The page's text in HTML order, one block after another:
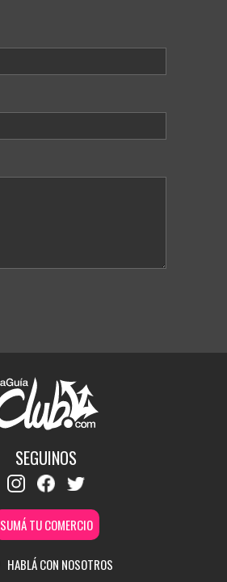
SEGUINOS
SUMÁ TU COMERCIO
HABLÁ CON NOSOTROS